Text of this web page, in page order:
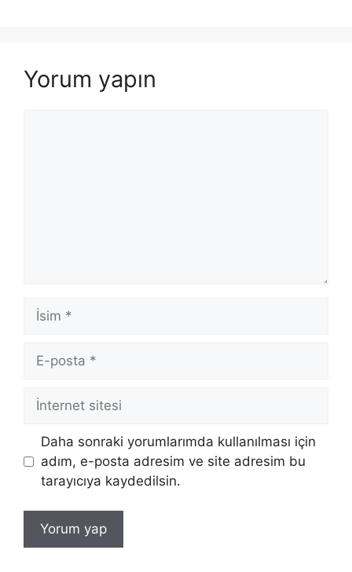
Yorum yapın
İsim
posta
İnternet
sitesi
Daha sonraki yorumlarımda kullanılması için
adım, e-posta adresim ve site adresim bu
tarayıcıya kaydedilsin.